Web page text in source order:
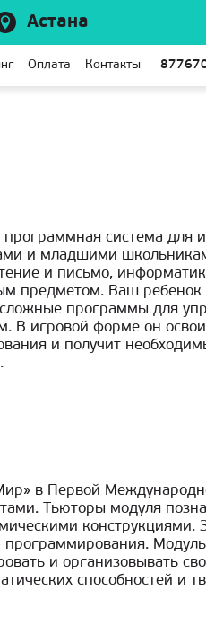
Астана
Оплата Контакты
система для
и младшими
и письмо,
предметом. Ваш ребенок
программы для
В игровой форме он
и получит
в Первой
Тьюторы модуля
конструкциями.
и организовывать
способностей и